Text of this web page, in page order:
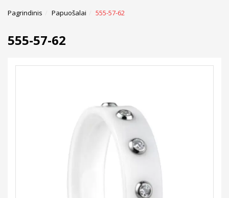
Pagrindinis Papuošalai 555-57-62
555-57-62